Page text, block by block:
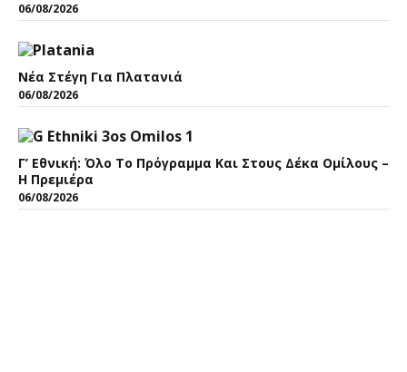
06/08/2026
Νέα Στέγη Για Πλατανιά
06/08/2026
Γ’ Εθνική: Όλο Το Πρόγραμμα Και Στους Δέκα Ομίλους –
Η Πρεμιέρα
06/08/2026